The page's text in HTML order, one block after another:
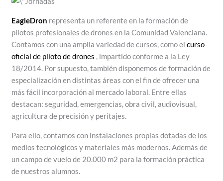
EagleDron representa un referente en la formación de
pilotos profesionales de drones en la Comunidad Valenciana.
Contamos con una amplia variedad de cursos, como elcurso
oficial de piloto de drones , impartido conforme a la Ley
18/2014. Por supuesto, también disponemos de formación de
especialización en distintas áreas con el fin de ofrecer una
más fácil incorporación al mercado laboral. Entre ellas
destacan: seguridad, emergencias, obra civil, audiovisual,
agricultura de precisión y peritajes.
Para ello, contamos con instalaciones propias dotadas de los
medios tecnológicos y materiales más modernos. Además de
un campo de vuelo de 20.000 m2 para la formación práctica
de nuestros alumnos.